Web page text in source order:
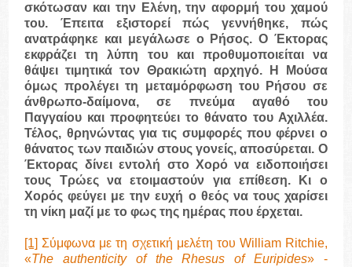
σκότωσαν και την Ελένη, την αφορμή του χαμού
του. Έπειτα εξιστορεί πώς γεννήθηκε, πώς
ανατράφηκε και μεγάλωσε ο Ρήσος. Ο Έκτορας
εκφράζει τη λύπη του και προθυμοποιείται να
θάψει τιμητικά τον Θρακιώτη αρχηγό. Η Μούσα
όμως προλέγει τη μεταμόρφωση του Ρήσου σε
άνθρωπο-δαίμονα, σε πνεύμα αγαθό του
Παγγαίου και προφητεύει το θάνατο του Αχιλλέα.
Τέλος, θρηνώντας για τις συμφορές που φέρνει ο
θάνατος των παιδιών στους γονείς, αποσύρεται. Ο
Έκτορας δίνει εντολή στο Χορό να ειδοποιήσει
τους Τρώες να ετοιμαστούν για επίθεση. Κι ο
Χορός φεύγει με την ευχή ο θεός να τους χαρίσει
τη νίκη μαζί με το φως της ημέρας που έρχεται.
[1] Σύμφωνα με τη σχετική μελέτη του William Ritchie,
«The authenticity of the Rhesus of Euripides» -